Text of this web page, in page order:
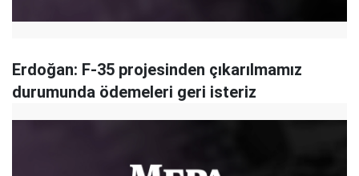
Erdoğan: F-35 projesinden çıkarılmamız
durumunda ödemeleri geri isteriz